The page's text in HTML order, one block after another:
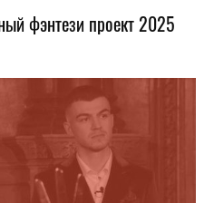
фэнтези проект 2025